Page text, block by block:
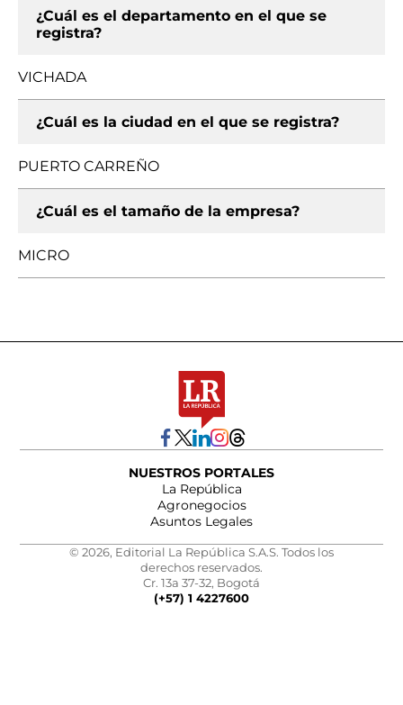
¿Cuál es el departamento en el que se
registra?
VICHADA
¿Cuál es la ciudad en el que se registra?
PUERTO CARREÑO
¿Cuál es el tamaño de la empresa?
MICRO
NUESTROS PORTALES
La República
Agronegocios
Asuntos Legales
© 2026, Editorial La República S.A.S. Todos los
derechos reservados.
Cr. 13a 37-32, Bogotá
(+57) 1 4227600